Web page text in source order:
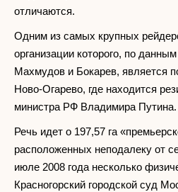
отличаются.
Одним из самых крупных
организации которого, по
Махмудов и Бокарев, является
Ново-Огарево, где находится
министра РФ Владимира Путина.
Речь идет о 197,57 га
расположенных неподалеку от
июле 2008 года несколько
Красногорский городской суд